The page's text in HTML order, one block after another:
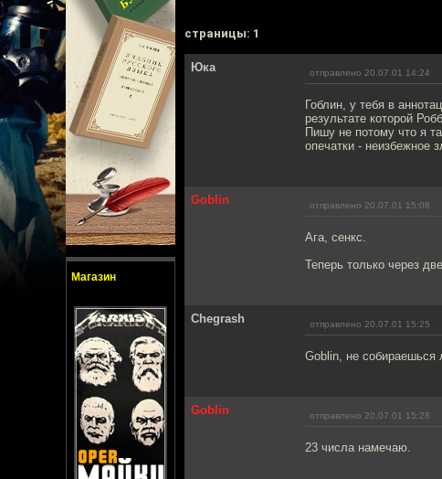
Магазин
cтраницы: 1
Юка отправлено 20.07.01 14:24
Гоблин, у тебя в
результате которой
Пишу не потому что я
опечатки - неизбежное
Goblin отправлено 20.07.01 15:08
Ага, сенкс.
Теперь только через
Chegrash отправлено 20.07.01 15:25
Goblin, не собираешься
Goblin отправлено 20.07.01 15:28
23 числа намечаю.